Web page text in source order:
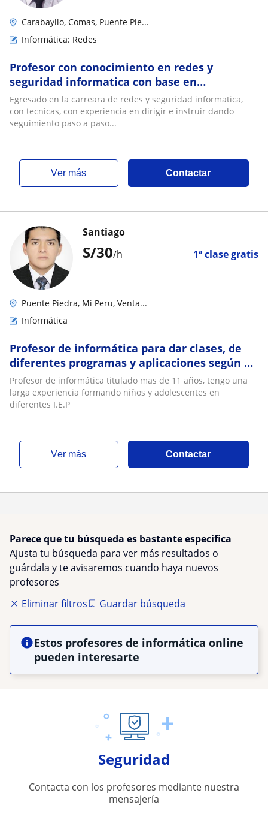
Carabayllo, Comas, Puente Pie...
Informática: Redes
Profesor con conocimiento en redes y
seguridad informatica con base en
informatica basica e intermedia con alcance
a niños y adultos
Egresado en la carreara de redes y seguridad informatica,
con tecnicas, con experiencia en dirigir e instruir dando
seguimiento paso a paso...
ver más Contactar
S/30/h 1ª clase gratis
Santiago
Puente Piedra, Mi Peru, Venta...
Informática
Profesor de informática para dar clases, de
diferentes programas y aplicaciones según el
necesidad del cliente Cel
Profesor de informática titulado mas de 11 años, tengo una
larga experiencia formando niños y adolescentes en
diferentes I.E.P
ver más Contactar
Parece que tu búsqueda es bastante especifica
Ajusta tu búsqueda para ver más resultados o
guárdala y te avisaremos cuando haya nuevos
profesores
Eliminar filtros
Guardar búsqueda
Estos profesores de informática online
pueden interesarte
Seguridad
Contacta con los profesores mediante nuestra
mensajería